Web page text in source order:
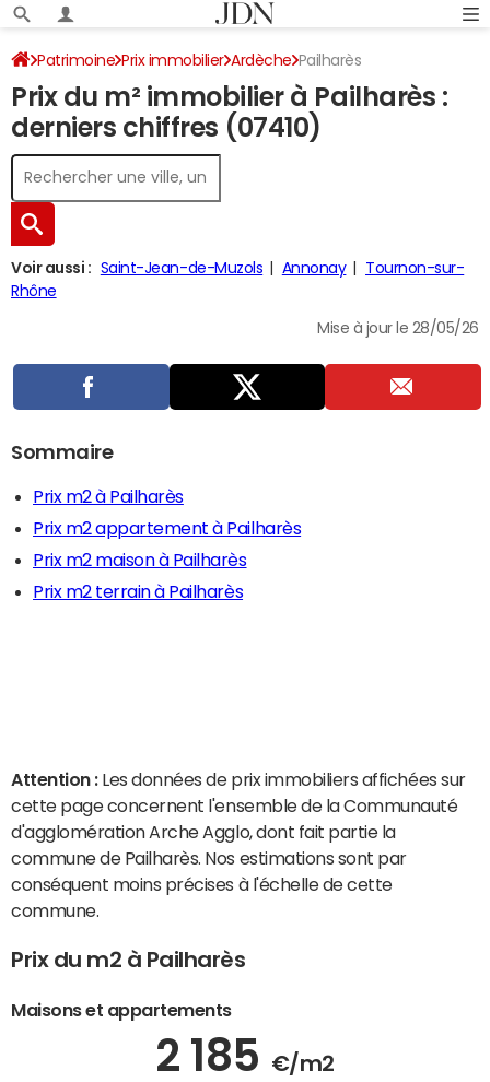
Patrimoine Prix immobilier Ardèche Pailharès
Prix du m² immobilier à Pailharès :
derniers chiffres (07410)
Voir aussi : Saint-Jean-de-Muzols Annonay
Tournon-sur-
Rhône
Mise à jour le 28/05/26
Sommaire
Prix m2 à Pailharès
Prix m2 appartement à Pailharès
Prix m2 maison à Pailharès
Prix m2 terrain à Pailharès
Attention : Les données de prix immobiliers affichées sur
cette page concernent l'ensemble de la Communauté
d'agglomération Arche Agglo, dont fait partie la
commune de Pailharès. Nos estimations sont par
conséquent moins précises à l'échelle de cette
commune.
Prix du m2 à Pailharès
Maisons et appartements
2 185 €/m2